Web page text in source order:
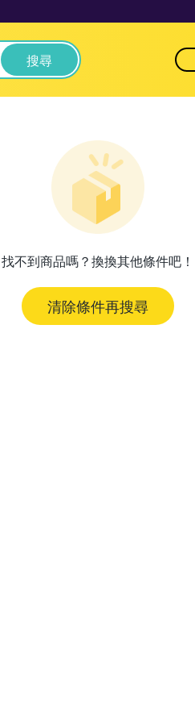
搜尋
找不到商品嗎？換換其他條件吧！
清除條件再搜尋